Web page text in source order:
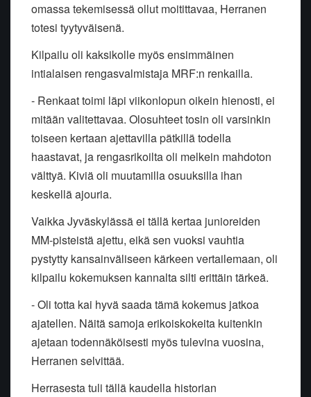
omassa tekemisessä ollut moitittavaa, Herranen
totesi tyytyväisenä.
Kilpailu oli kaksikolle myös ensimmäinen
intialaisen rengasvalmistaja MRF:n renkailla.
- Renkaat toimi läpi viikonlopun oikein hienosti, ei
mitään valitettavaa. Olosuhteet tosin oli varsinkin
toiseen kertaan ajettavilla pätkillä todella
haastavat, ja rengasrikoilta oli melkein mahdoton
välttyä. Kiviä oli muutamilla osuuksilla ihan
keskellä ajouria.
Vaikka Jyväskylässä ei tällä kertaa junioreiden
MM-pisteistä ajettu, eikä sen vuoksi vauhtia
pystytty kansainväliseen kärkeen vertailemaan, oli
kilpailu kokemuksen kannalta silti erittäin tärkeä.
- Oli totta kai hyvä saada tämä kokemus jatkoa
ajatellen. Näitä samoja erikoiskokeita kuitenkin
ajetaan todennäköisesti myös tulevina vuosina,
Herranen selvittää.
Herrasesta tuli tällä kaudella historian